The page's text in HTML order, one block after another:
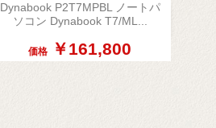
Dynabook P2T7MPBL ノートパ
ソコン Dynabook T7/ML...
価格 ￥161,800
簡易表示